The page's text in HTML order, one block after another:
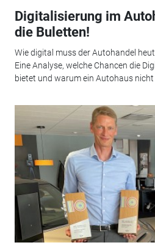
Digitalisierung im
die Buletten!
Wie digital muss der Autohandel
Eine Analyse, welche Chancen die
bietet und warum ein Autohaus nicht